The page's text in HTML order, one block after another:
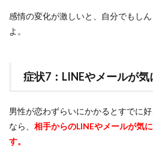
感情の変化が激しいと、自分でもし
よ。
症状7：LINEやメールが
男性が恋わずらいにかかるとすでに
なら、 相手からのLINEやメールが気
す。